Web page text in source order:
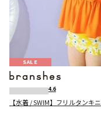
SALE
4.6
【水着 / SWIM】フリルタンキニ